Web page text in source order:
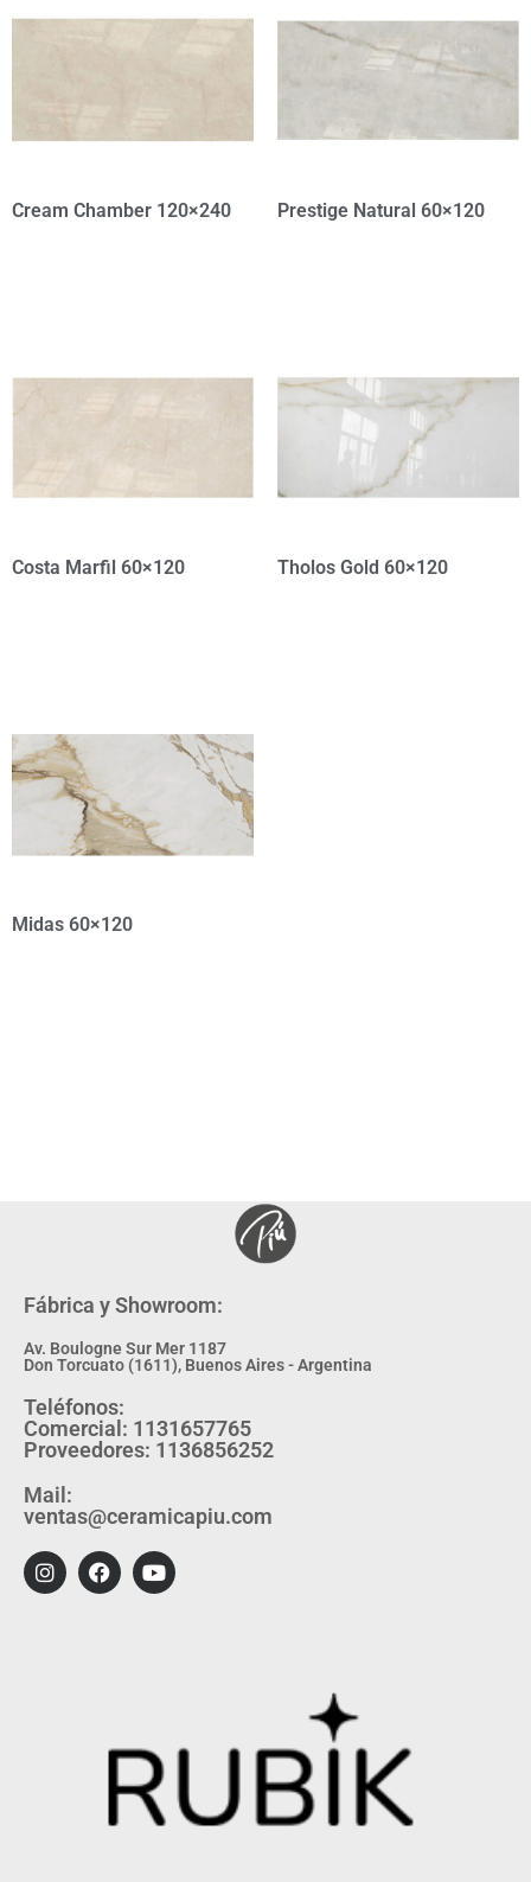
Cream Chamber 120×240 Prestige Natural 60×120
Costa Marfil 60×120 Tholos Gold 60×120
Midas 60×120
Fábrica y Showroom:
Av. Boulogne Sur Mer 1187
Don Torcuato (1611), Buenos Aires - Argentina
Teléfonos:
Comercial: 1131657765
Proveedores: 1136856252
Mail:
ventas@ceramicapiu.com